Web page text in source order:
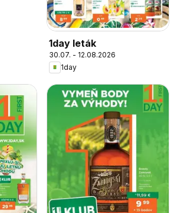
1day leták
30.07. - 12.08.2026
1day